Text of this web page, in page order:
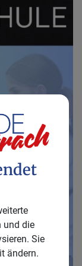
und die
Sie
ändern.